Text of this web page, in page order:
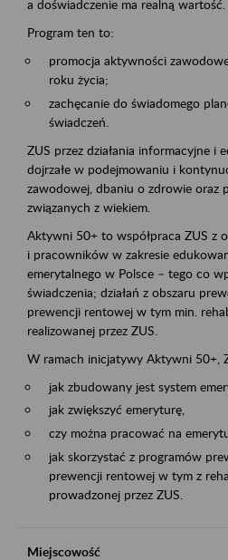
a doświadczenie ma realną wartość.
Program ten to:
promocja aktywności
roku życia;
zachęcanie do świadomego
świadczeń.
ZUS przez działania informacyjne i
dojrzałe w podejmowaniu i
zawodowej, dbaniu o zdrowie oraz
związanych z wiekiem.
Aktywni 50+ to współpraca ZUS z
i pracowników w zakresie
emerytalnego w Polsce – tego co
świadczenia; działań z obszaru
prewencji rentowej w tym min.
realizowanej przez ZUS.
W ramach inicjatywy Aktywni 50+,
jak zbudowany jest system
jak zwiększyć emeryturę,
czy można pracować na
jak skorzystać z programów
prewencji rentowej w tym z
prowadzonej przez ZUS.
Miejscowość